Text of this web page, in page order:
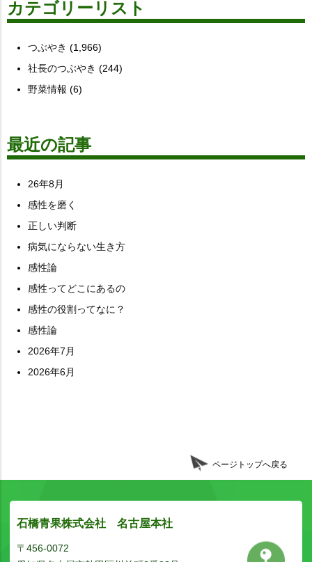
カテゴリーリスト
つぶやき (1,966)
社長のつぶやき (244)
野菜情報 (6)
最近の記事
26年8月
感性を磨く
正しい判断
病気にならない生き方
感性論
感性ってどこにあるの
感性の役割ってなに？
感性論
2026年7月
2026年6月
ページトップへ戻る
石橋青果株式会社 名古屋本社
〒456-0072